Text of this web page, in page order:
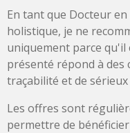
En tant que Docteur
holistique, je ne
uniquement parce
présenté répond à des
traçabilité et de
Les offres sont
permettre de